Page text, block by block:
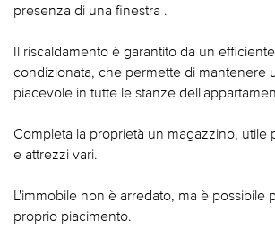
presenza di una finestra .
Il riscaldamento è garantito da un
condizionata, che permette di mantenere
piacevole in tutte le stanze
Completa la proprietà un magazzino, utile
e attrezzi vari.
L'immobile non è arredato, ma è possibile
proprio piacimento.